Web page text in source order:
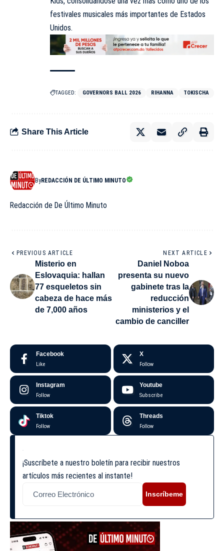
festivales musicales más importantes de Estados
Unidos.
TAGGED: GOVERNORS BALL 2026 RIHANNA TOKISCHA
Share This Article
ByREDACCIÓN DE ÚLTIMO MINUTO
Redacción de De Último Minuto
PREVIOUS ARTICLE
Misterio en
Eslovaquia: hallan
77 esqueletos sin
cabeza de hace más
de 7,000 años
NEXT ARTICLE
Daniel Noboa
presenta su nuevo
gabinete tras la
reducción
ministerios y el
cambio de canciller
Facebook
Like
X
Follow
Instagram
Follow
Youtube
Subscribe
Tiktok
Follow
Threads
Follow
¡Suscríbete a nuestro boletín para recibir nuestros
artículos más recientes al instante!
Inscríbeme